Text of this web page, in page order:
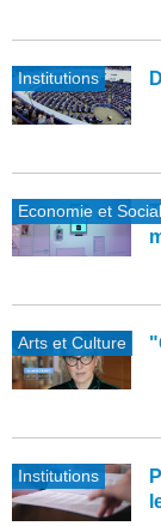
Institutions
Economie et Social
Arts et Culture
Institutions